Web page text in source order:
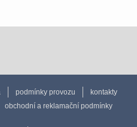
podmínky provozu
kontakty
obchodní a reklamační podmínky